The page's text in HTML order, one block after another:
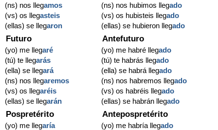
(ns) nos llegamos
(vs) os llegasteis
(ellas) se llegaron
(ns) nos hubimos llegado
(vs) os hubisteis llegado
(ellas) se hubieron llegado
Futuro
(yo) me llegaré
(tú) te llegarás
(ella) se llegará
(ns) nos llegaremos
(vs) os llegaréis
(ellas) se llegarán
Antefuturo
(yo) me habré llegado
(tú) te habrás llegado
(ella) se habrá llegado
(ns) nos habremos llegado
(vs) os habréis llegado
(ellas) se habrán llegado
Pospretérito
(yo) me llegaría
Antepospretérito
(yo) me habría llegado